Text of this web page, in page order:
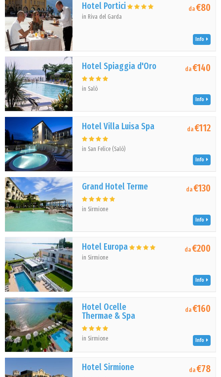
Hotel Portici
in Riva del Garda
da€80
Info
Hotel Spiaggia d'Oro
in Salò
da€140
Info
Hotel Villa Luisa Spa
in San Felice (Salò)
da€112
Info
Grand Hotel Terme
in Sirmione
da€130
Info
Hotel Europa
in Sirmione
da€200
Info
Hotel Ocelle
Thermae & Spa
in Sirmione
da€160
Info
Hotel Sirmione da€78